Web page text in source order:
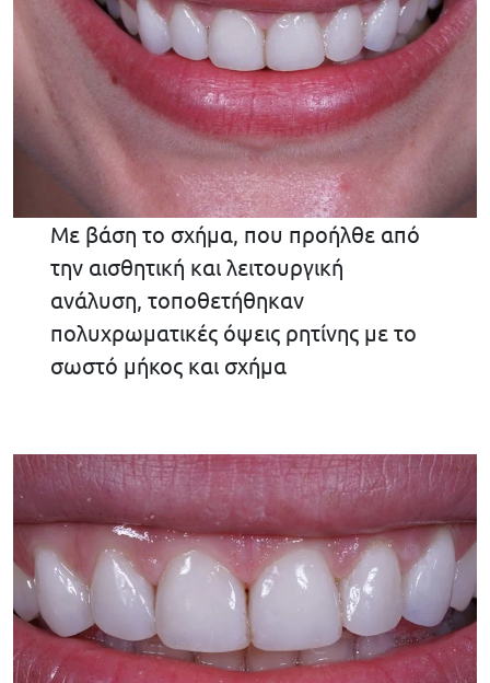
Με βάση το σχήμα, που προήλθε από
την αισθητική και λειτουργική
ανάλυση, τοποθετήθηκαν
πολυχρωματικές όψεις ρητίνης με το
σωστό μήκος και σχήμα